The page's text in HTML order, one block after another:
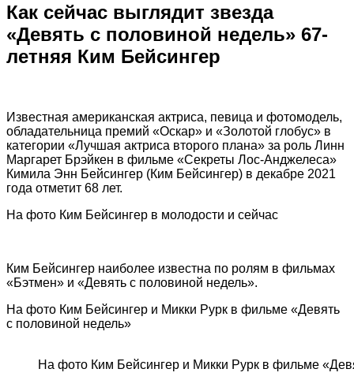
Как сейчас выглядит звезда
«Девять с половиной недель» 67-
летняя Ким Бейсингер
Известная американская актриса, певица и фотомодель,
обладательница премий «Оскар» и «Золотой глобус» в
категории «Лучшая актриса второго плана» за роль Линн
Маргарет Брэйкен в фильме «Секреты Лос-Анджелеса»
Кимила Энн Бейсингер (Ким Бейсингер) в декабре 2021
года отметит 68 лет.
На фото Ким Бейсингер в молодости и сейчас
Ким Бейсингер наиболее известна по ролям в фильмах
«Бэтмен» и «Девять с половиной недель».
На фото Ким Бейсингер и Микки Рурк в фильме «Девять
с половиной недель»
На фото Ким Бейсингер и Микки Рурк в фильме